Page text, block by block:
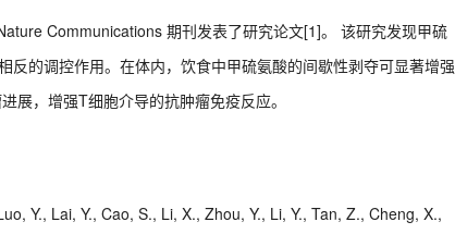
Communications 期刊发表了研究论文[1]。 该研究发现甲硫
的调控作用。在体内，饮食中甲硫氨酸的间歇性剥夺可显著增强
展，增强T细胞介导的抗肿瘤免疫反应。
Y., Lai, Y., Cao, S., Li, X., Zhou, Y., Li, Y., Tan, Z., Cheng, X.,